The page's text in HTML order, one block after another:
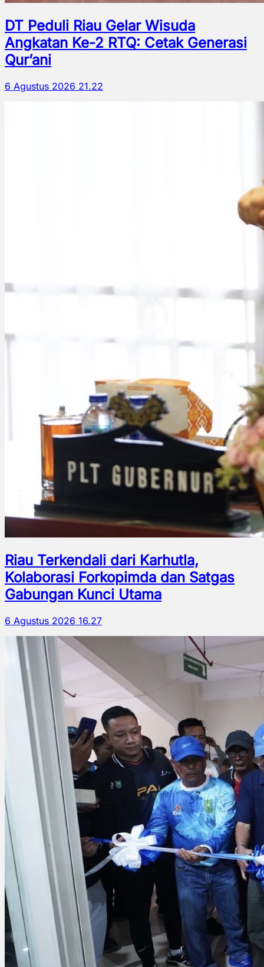
DT Peduli Riau Gelar Wisuda
Angkatan Ke-2 RTQ: Cetak Generasi
Qur’ani
6 Agustus 2026 21.22
Riau Terkendali dari Karhutla,
Kolaborasi Forkopimda dan Satgas
Gabungan Kunci Utama
6 Agustus 2026 16.27